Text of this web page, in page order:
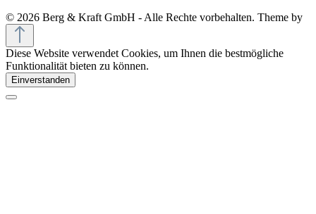
© 2026 Berg & Kraft GmbH - Alle Rechte vorbehalten. Theme by
Diese Website verwendet Cookies, um Ihnen die bestmögliche
Funktionalität bieten zu können.
Einverstanden